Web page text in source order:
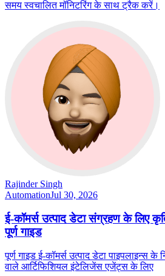
समय स्वचालित मॉनिटरिंग के साथ ट्रैक करें।
Rajinder Singh
AutomationJul 30, 2026
ई-कॉमर्स उत्पाद डेटा संग्रहण के लिए
पूर्ण गाइड
पूर्ण गाइड ई-कॉमर्स उत्पाद डेटा पाइपलाइन्स
वाले आर्टिफिशियल इंटेलिजेंस एजेंट्स के लिए